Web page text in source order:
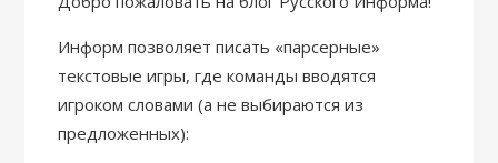
Информ позволяет писать «парсерные»
текстовые игры, где команды вводятся
игроком словами (а не выбираются из
предложенных):